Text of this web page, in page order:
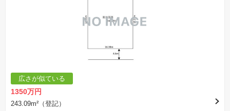
広さが似ている
1350万円
243.09m²（登記）